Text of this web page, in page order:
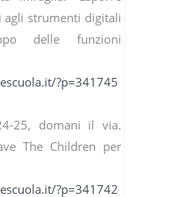
strumenti digitali
delle funzioni
?p=341745
25, domani il via.
The Children per
?p=341742